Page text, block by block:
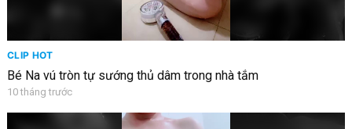
CLIP HOT
Bé Na vú tròn tự sướng thủ dâm trong nhà tắm
10 tháng trước